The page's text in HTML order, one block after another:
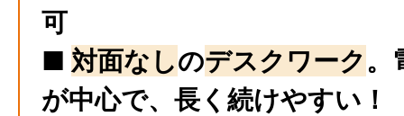
可
■ 対面なしのデスクワーク 。
が中心で、長く続けやすい！